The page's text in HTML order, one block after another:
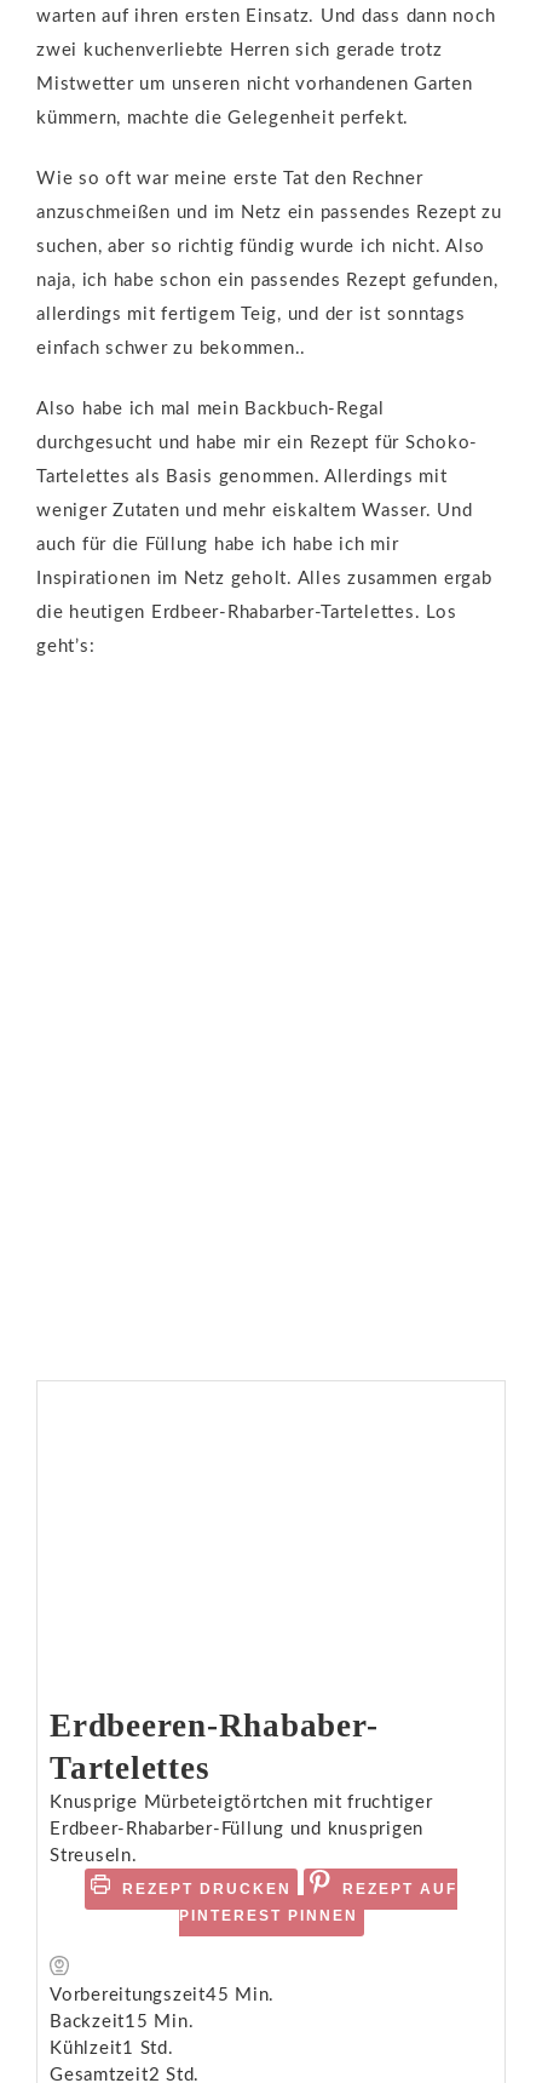
warten auf ihren ersten Einsatz. Und dass dann noch
zwei kuchenverliebte Herren sich gerade trotz
Mistwetter um unseren nicht vorhandenen Garten
kümmern, machte die Gelegenheit perfekt.
Wie so oft war meine erste Tat den Rechner
anzuschmeißen und im Netz ein passendes Rezept zu
suchen, aber so richtig fündig wurde ich nicht. Also
naja, ich habe schon ein passendes Rezept gefunden,
allerdings mit fertigem Teig, und der ist sonntags
einfach schwer zu bekommen..
Also habe ich mal mein Backbuch-Regal
durchgesucht und habe mir ein Rezept für Schoko-
Tartelettes als Basis genommen. Allerdings mit
weniger Zutaten und mehr eiskaltem Wasser. Und
auch für die Füllung habe ich habe ich mir
Inspirationen im Netz geholt. Alles zusammen ergab
die heutigen Erdbeer-Rhabarber-Tartelettes. Los
geht’s:
Erdbeeren-Rhababer-
Tartelettes
Knusprige Mürbeteigtörtchen mit fruchtiger
Erdbeer-Rhabarber-Füllung und knusprigen
Streuseln.
REZEPT DRUCKEN
REZEPT AUF
PINTEREST PINNEN
Vorbereitungszeit45 Min.
Backzeit15 Min.
Kühlzeit1 Std.
Gesamtzeit2 Std.